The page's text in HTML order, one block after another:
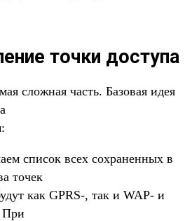
точки доступа
сложная часть. Базовая идея
список всех сохраненных в
точек
как GPRS-, так и WAP- и
При